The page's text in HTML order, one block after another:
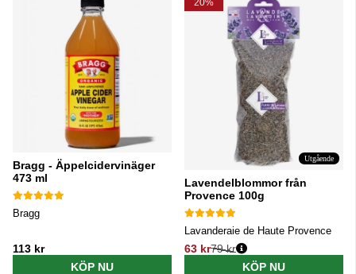
Bragg - Äppelcidervinäger
473 ml
Bragg
113 kr
KÖP NU
20%
Utgående
Lavendelblommor från
Provence 100g
Lavanderaie de Haute Provence
63 kr
Ordinarie pris:
79 kr
KÖP NU